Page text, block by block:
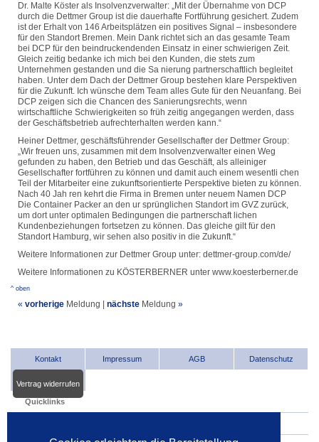
Dr. Malte Köster als Insolvenzverwalter: „Mit der Übernahme von DCP
durch die Dettmer Group ist die dauerhafte Fortführung gesichert. Zudem
ist der Erhalt von 146 Arbeitsplätzen ein positives Signal – insbesondere
für den Standort Bremen. Mein Dank richtet sich an das gesamte Team
bei DCP für den beindruckendenden Einsatz in einer schwierigen Zeit.
Gleich zeitig bedanke ich mich bei den Kunden, die stets zum
Unternehmen gestanden und die Sa nierung partnerschaftlich begleitet
haben. Unter dem Dach der Dettmer Group bestehen klare Perspektiven
für die Zukunft. Ich wünsche dem Team alles Gute für den Neuanfang. Bei
DCP zeigen sich die Chancen des Sanierungsrechts, wenn
wirtschaftliche Schwierigkeiten so früh zeitig angegangen werden, dass
der Geschäftsbetrieb aufrechterhalten werden kann.“
Heiner Dettmer, geschäftsführender Gesellschafter der Dettmer Group:
„Wir freuen uns, zusammen mit dem Insolvenzverwalter einen Weg
gefunden zu haben, den Betrieb und das Geschäft, als alleiniger
Gesellschafter fortführen zu können und damit auch einem wesentli chen
Teil der Mitarbeiter eine zukunftsorientierte Perspektive bieten zu können.
Nach 40 Jah ren kehrt die Firma in Bremen unter neuem Namen DCP
Die Container Packer an den ur sprünglichen Standort im GVZ zurück,
um dort unter optimalen Bedingungen die partnerschaft lichen
Kundenbeziehungen fortsetzen zu können. Das gleiche gilt für den
Standort Hamburg, wir sehen also positiv in die Zukunft.“
Weitere Informationen zur Dettmer Group unter: dettmer-group.com/de/
Weitere Informationen zu KÖSTERBERNER unter www.koesterberner.de
^ oben
« vorherige Meldung nächste Meldung »
Kontakt Impressum AGB Datenschutz
Vertrag widerrufen
Quicklinks